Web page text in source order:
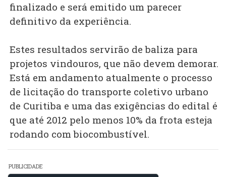
finalizado e será emitido um parecer
definitivo da experiência.
Estes resultados servirão de baliza para
projetos vindouros, que não devem demorar.
Está em andamento atualmente o processo
de licitação do transporte coletivo urbano
de Curitiba e uma das exigências do edital é
que até 2012 pelo menos 10% da frota esteja
rodando com biocombustível.
PUBLICIDADE